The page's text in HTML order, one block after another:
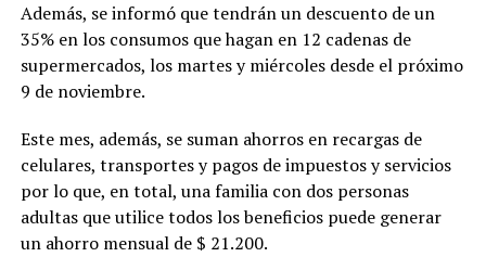
Además, se informó que tendrán un descuento de un
35% en los consumos que hagan en 12 cadenas de
supermercados, los martes y miércoles desde el próximo
9 de noviembre.
Este mes, además, se suman ahorros en recargas de
celulares, transportes y pagos de impuestos y servicios
por lo que, en total, una familia con dos personas
adultas que utilice todos los beneficios puede generar
un ahorro mensual de $ 21.200.